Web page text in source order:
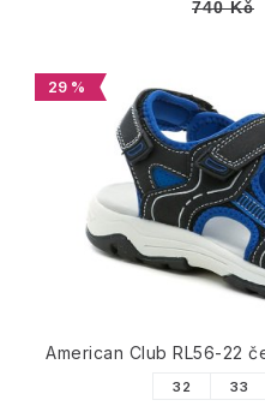
740 Kč
29 %
American Club RL56-22
32 33